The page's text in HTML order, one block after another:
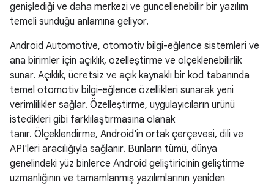
genişlediği ve daha merkezi ve güncellenebilir bir yazılım
temeli sunduğu anlamına geliyor.
Android Automotive, otomotiv bilgi-eğlence sistemleri ve
ana birimler için açıklık, özelleştirme ve ölçeklenebilirlik
sunar. Açıklık, ücretsiz ve açık kaynaklı bir kod tabanında
temel otomotiv bilgi-eğlence özellikleri sunarak yeni
verimlilikler sağlar. Özelleştirme, uygulayıcıların ürünü
istedikleri gibi farklılaştırmasına olanak
tanır. Ölçeklendirme, Android'in ortak çerçevesi, dili ve
API'leri aracılığıyla sağlanır. Bunların tümü, dünya
genelindeki yüz binlerce Android geliştiricinin geliştirme
uzmanlığının ve tamamlanmış yazılımlarının yeniden